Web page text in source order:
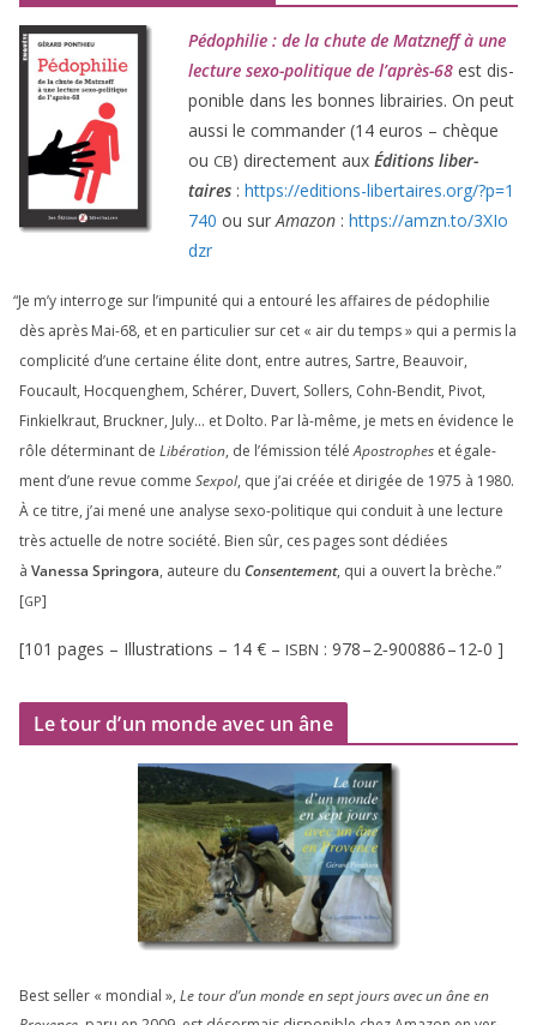
Pédophilie : de la chute de Matzneff à une
lec­ture sexo-poli­tique de l’après-68 est dis­
po­nible dans les bonnes librai­ries. On peut
aus­si le com­man­der (14 euros – chèque
ou CB) direc­te­ment aux Éditions liber­
taires : https://​edi​tions​-liber​taires​.org/​?​p​=​1
740 ou sur Amazon : https://​amzn​.to/​3​X​I​o​
dzr
“Je m’y inter­roge sur l’impunité qui a entou­ré les affaires de pédo­phi­lie
dès après Mai-68, et en par­ti­cu­lier sur cet « air du temps » qui a per­mis la
com­pli­ci­té d’une cer­taine élite dont, entre autres, Sartre, Beauvoir,
Foucault, Hocquenghem, Schérer, Duvert, Sollers, Cohn-Bendit, Pivot,
Finkielkraut, Bruckner, July… et Dolto. Par là-même, je mets en évi­dence le
rôle déter­mi­nant de Libération, de l’émission téléApostrophes et éga­le­
ment d’une revue comme Sexpol, que j’ai créée et diri­gée de 1975 à 1980.
À ce titre, j’ai mené une ana­lyse sexo-poli­tique qui conduit à une lec­ture
très actuelle de notre socié­té. Bien sûr, ces pages sont dédiées
à Vanessa Springora, auteure du Consentement, qui a ouvert la brèche.”
[GP]
[101 pages – Illustrations – 14 € – ISBN : 978–2‑900886–12‑0 ]
Le tour d’un monde avec un âne
Best sel­ler « mon­dial », Le tour d’un monde en sept jours avec un âne en